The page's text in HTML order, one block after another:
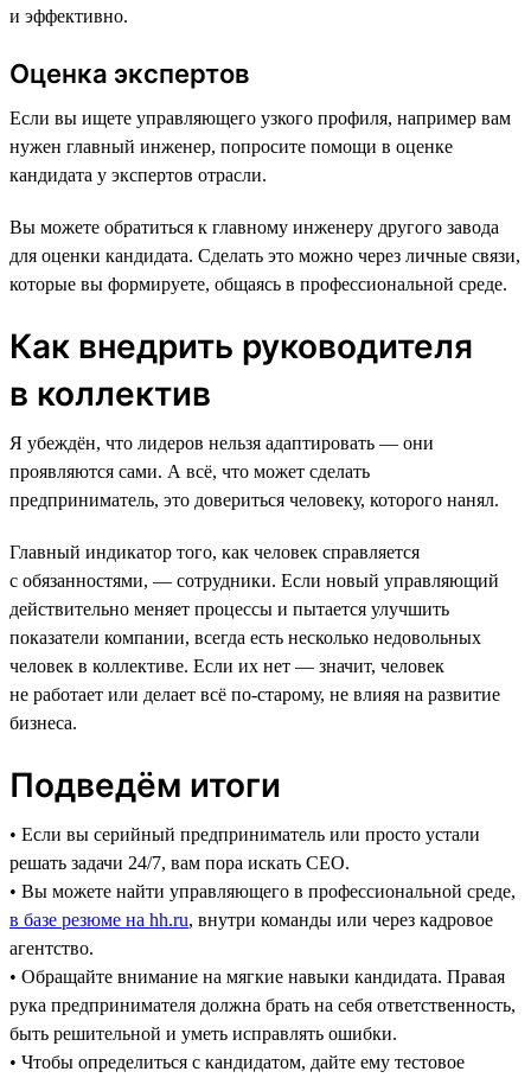
и эффективно.
Оценка экспертов
Если вы ищете управляющего узкого профиля, например вам
нужен главный инженер, попросите помощи в оценке
кандидата у экспертов отрасли.
Вы можете обратиться к главному инженеру другого завода
для оценки кандидата. Сделать это можно через личные связи,
которые вы формируете, общаясь в профессиональной среде.
Как внедрить руководителя
в коллектив
Я убеждён, что лидеров нельзя адаптировать — они
проявляются сами. А всё, что может сделать
предприниматель, это довериться человеку, которого нанял.
Главный индикатор того, как человек справляется
с обязанностями, — сотрудники. Если новый управляющий
действительно меняет процессы и пытается улучшить
показатели компании, всегда есть несколько недовольных
человек в коллективе. Если их нет — значит, человек
не работает или делает всё по-старому, не влияя на развитие
бизнеса.
Подведём итоги
• Если вы серийный предприниматель или просто устали
решать задачи 24/7, вам пора искать CEO.
• Вы можете найти управляющего в профессиональной среде,
в базе резюме на hh.ru, внутри команды или через кадровое
агентство.
• Обращайте внимание на мягкие навыки кандидата. Правая
рука предпринимателя должна брать на себя ответственность,
быть решительной и уметь исправлять ошибки.
• Чтобы определиться с кандидатом, дайте ему тестовое